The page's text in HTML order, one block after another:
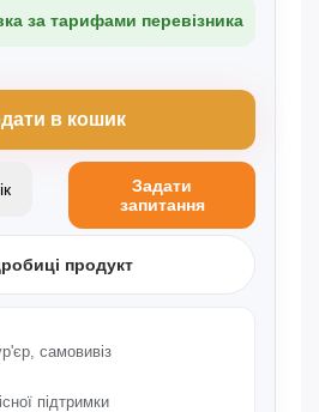
за тарифами перевізника
в кошик
клік
Задати
запитання
продукт
самовивіз
підтримки